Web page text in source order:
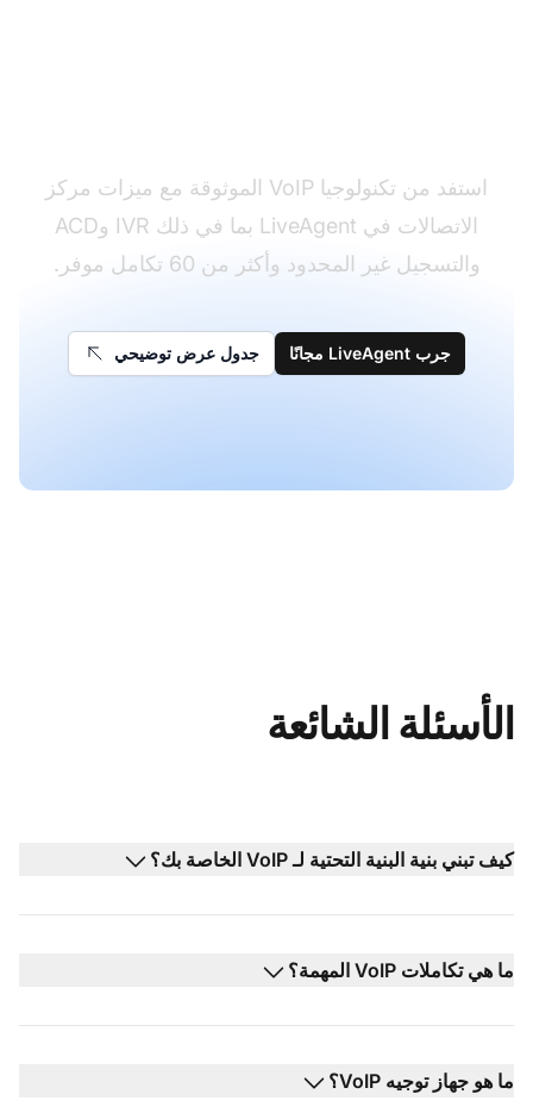
استفد من تكنولوجيا VoIP الموثوقة مع ميزات مركز
الاتصالات في LiveAgent بما في ذلك IVR وACD
والتسجيل غير المحدود وأكثر من 60 تكامل موفر.
جرب LiveAgent مجانًا جدول عرض توضيحي
الأسئلة الشائعة
كيف تبني بنية البنية التحتية لـ VoIP الخاصة بك؟
ما هي تكاملات VoIP المهمة؟
ما هو جهاز توجيه VoIP؟